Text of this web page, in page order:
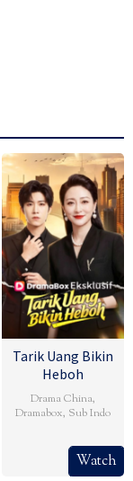
Tarik Uang Bikin
Heboh
Drama China,
Dramabox, Sub Indo
Watch